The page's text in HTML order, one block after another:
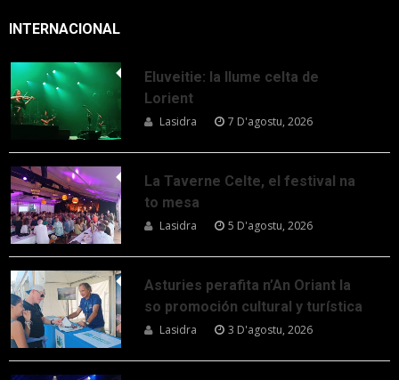
INTERNACIONAL
Eluveitie: la llume celta de
Lorient
Lasidra 7 D'agostu, 2026
La Taverne Celte, el festival na
to mesa
Lasidra 5 D'agostu, 2026
Asturies perafita n’An Oriant la
so promoción cultural y turística
Lasidra 3 D'agostu, 2026